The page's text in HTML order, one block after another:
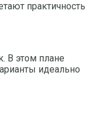
практичность
В этом плане
идеально